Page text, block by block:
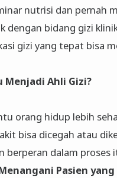
nutrisi dan pernah
dengan bidang gizi
gizi yang tepat bisa
Menjadi Ahli Gizi?
orang hidup lebih
bisa dicegah atau
berperan dalam proses
Pasien